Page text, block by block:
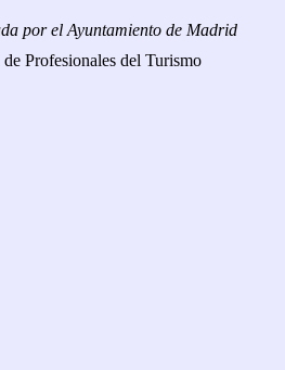
por el Ayuntamiento de Madrid
Profesionales del Turismo